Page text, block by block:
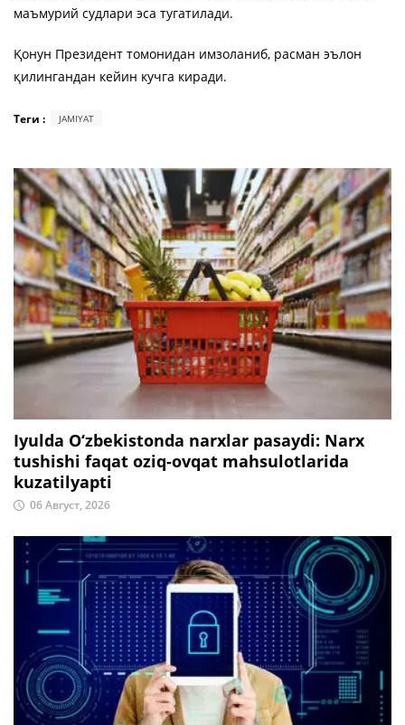
маъмурий судлари эса тугатилади.
Қонун Президент томонидан имзоланиб, расман эълон
қилингандан кейин кучга киради.
Теги : JAMIYAT
Iyulda O‘zbekistonda narxlar pasaydi: Narx
tushishi faqat oziq-ovqat mahsulotlarida
kuzatilyapti
06 Август, 2026